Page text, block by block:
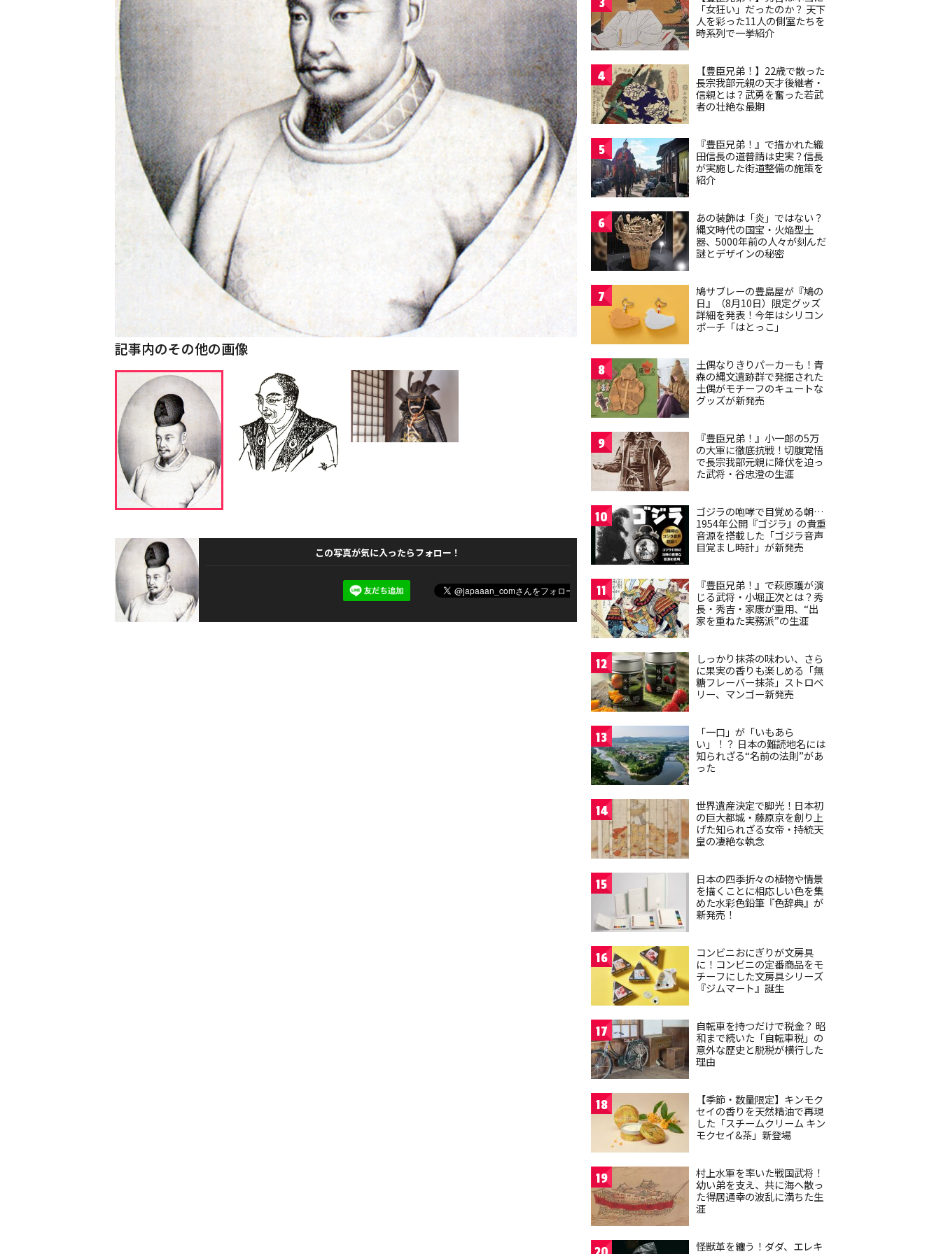
記事内のその他の画像
この写真が気に入ったらフォロー！
「女狂い」だったのか？ 天下
人を彩った11人の側室たちを
時系列で一挙紹介
4
【豊臣兄弟！】22歳で散った
長宗我部元親の天才後継者・
信親とは？武勇を奮った若武
者の壮絶な最期
5
『豊臣兄弟！』で描かれた織
田信長の道普請は史実？信長
が実施した街道整備の施策を
紹介
6
あの装飾は「炎」ではない？
縄文時代の国宝・火焔型土
器、5000年前の人々が刻んだ
謎とデザインの秘密
7
鳩サブレーの豊島屋が『鳩の
日』（8月10日）限定グッズ
詳細を発表！今年はシリコン
ポーチ「はとっこ」
8
土偶なりきりパーカーも！青
森の縄文遺跡群で発掘された
土偶がモチーフのキュートな
グッズが新発売
9
『豊臣兄弟！』小一郎の5万
の大軍に徹底抗戦！切腹覚悟
で長宗我部元親に降伏を迫っ
た武将・谷忠澄の生涯
10
ゴジラの咆哮で目覚める朝…
1954年公開『ゴジラ』の貴重
音源を搭載した「ゴジラ音声
目覚まし時計」が新発売
11
『豊臣兄弟！』で萩原護が演
じる武将・小堀正次とは？秀
長・秀吉・家康が重用、“出
家を重ねた実務派”の生涯
12
しっかり抹茶の味わい、さら
に果実の香りも楽しめる「無
糖フレーバー抹茶」ストロベ
リー、マンゴー新発売
13
「一口」が「いもあら
い」！？ 日本の難読地名には
知られざる“名前の法則”があ
った
14
世界遺産決定で脚光！日本初
の巨大都城・藤原京を創り上
げた知られざる女帝・持統天
皇の凄絶な執念
15
日本の四季折々の植物や情景
を描くことに相応しい色を集
めた水彩色鉛筆『色辞典』が
新発売！
16
コンビニおにぎりが文房具
に！コンビニの定番商品をモ
チーフにした文房具シリーズ
『ジムマート』誕生
17
自転車を持つだけで税金？ 昭
和まで続いた「自転車税」の
意外な歴史と脱税が横行した
理由
18
【季節・数量限定】キンモク
セイの香りを天然精油で再現
した「スチームクリーム キン
モクセイ&茶」新登場
19
村上水軍を率いた戦国武将！
幼い弟を支え、共に海へ散っ
た得居通幸の波乱に満ちた生
涯
怪獣革を纏う！ダダ、エレキ